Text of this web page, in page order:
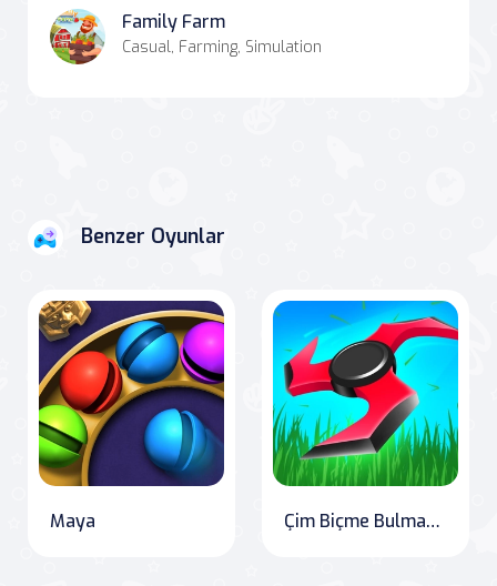
Family Farm
Casual, Farming, Simulation
Benzer Oyunlar
Maya Çim Biçme Bulmacası